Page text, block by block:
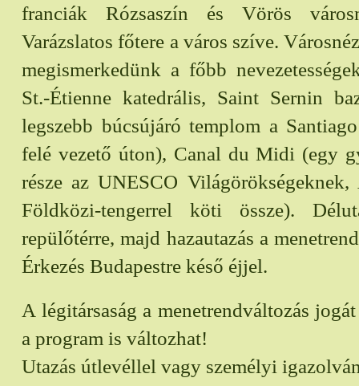
franciák Rózsaszín és Vörös
Varázslatos főtere a város szíve.
megismerkedünk a főbb
St.-Étienne katedrális, Saint Sernin
legszebb búcsújáró templom a
felé vezető úton), Canal du Midi (egy
része az UNESCO
Földközi-tengerrel köti össze).
repülőtérre, majd hazautazás a
Érkezés Budapestre késő éjjel.
A légitársaság a menetrendváltozás
a program is változhat!
Utazás útlevéllel vagy személyi